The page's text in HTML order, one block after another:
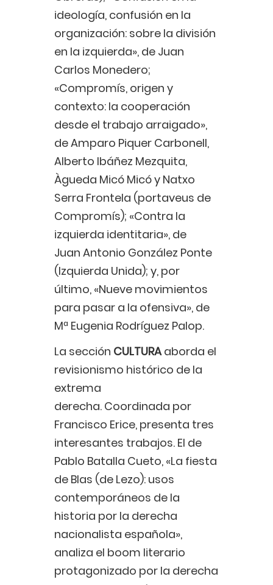
ideología, confusión en la
organización: sobre la división
en la izquierda», de Juan
Carlos Monedero;
«Compromís, origen y
contexto: la cooperación
desde el trabajo arraigado»,
de Amparo Piquer Carbonell,
Alberto Ibáñez Mezquita,
Àgueda Micó Micó y Natxo
Serra Frontela (portaveus de
Compromís); «Contra la
izquierda identitaria», de
Juan Antonio González Ponte
(Izquierda Unida); y, por
último, «Nueve movimientos
para pasar a la ofensiva», de
Mª Eugenia Rodríguez Palop.
La sección CULTURAaborda el
revisionismo histórico de la
extrema
derecha. Coordinada por
Francisco Erice, presenta tres
interesantes trabajos. El de
Pablo Batalla Cueto, «La fiesta
de Blas (de Lezo): usos
contemporáneos de la
historia por la derecha
nacionalista española»,
analiza el boom literario
protagonizado por la derecha